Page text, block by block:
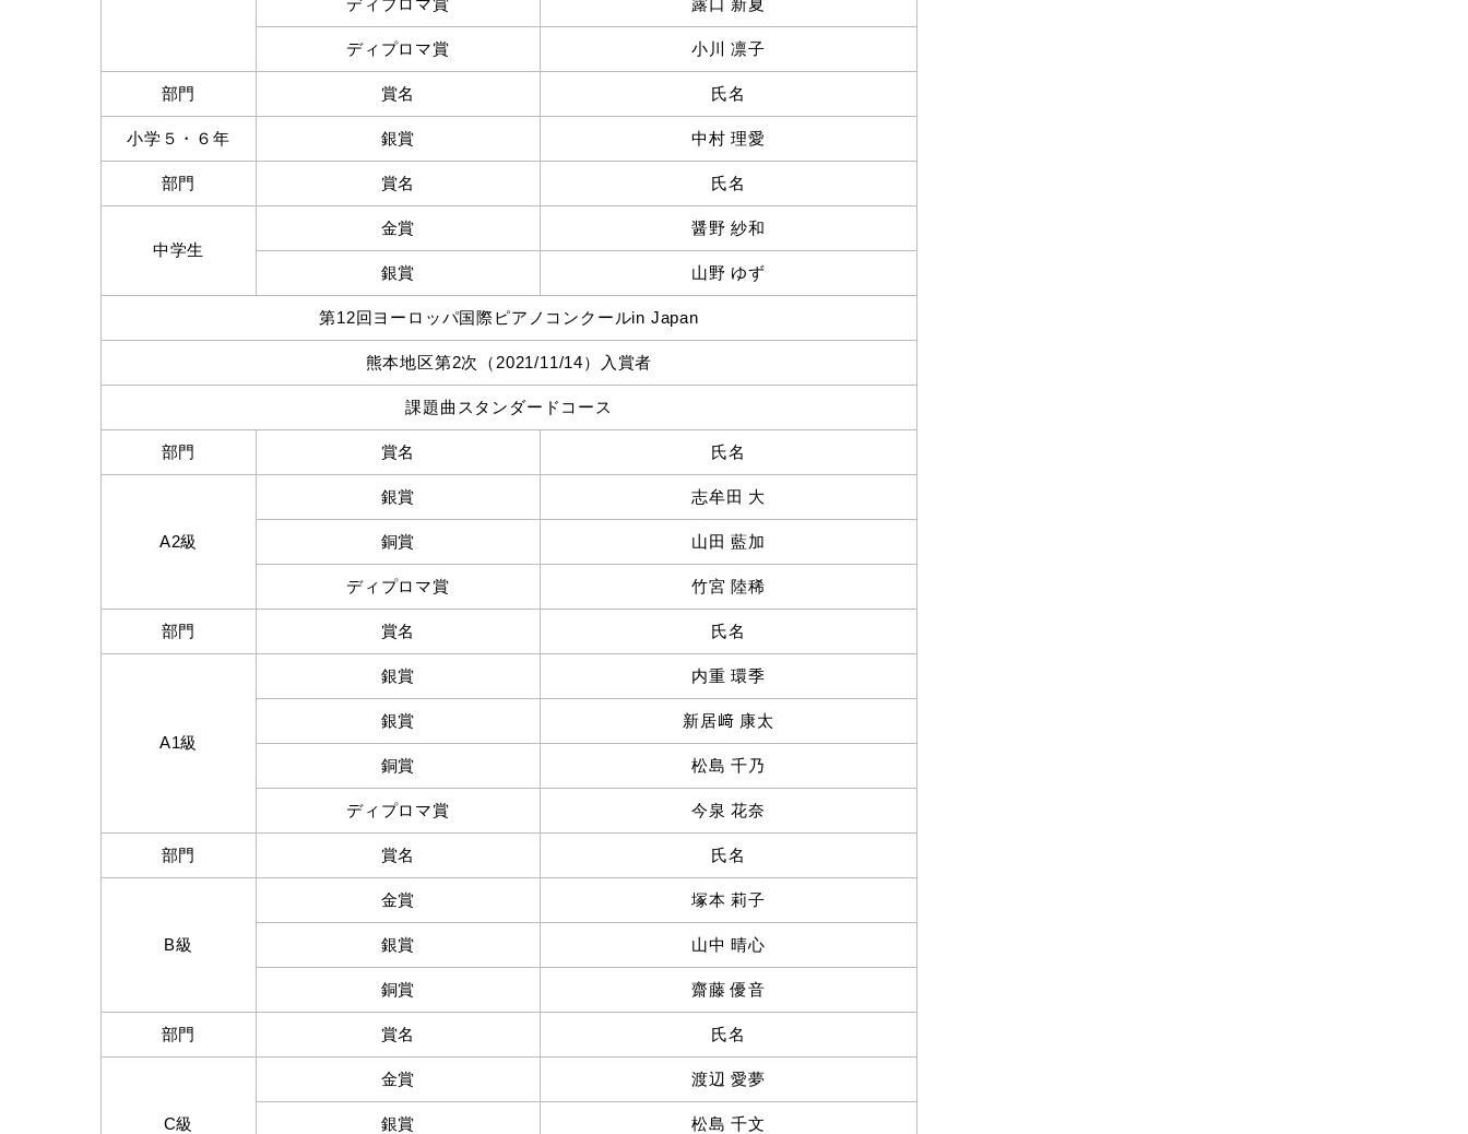
ディプロマ賞 露口 新夏
ディプロマ賞 小川 凛子
部門 賞名 氏名
小学５・６年 銀賞 中村 理愛
部門 賞名 氏名
中学生
金賞 醤野 紗和
銀賞 山野 ゆず
第12回ヨーロッパ国際ピアノコンクールin Japan
熊本地区第2次（2021/11/14）入賞者
課題曲スタンダードコース
部門 賞名 氏名
A2級
銀賞 志牟田 大
銅賞 山田 藍加
ディプロマ賞 竹宮 陸稀
部門 賞名 氏名
A1級
銀賞 内重 環季
銀賞 新居﨑 康太
銅賞 松島 千乃
ディプロマ賞 今泉 花奈
部門 賞名 氏名
B級
金賞 塚本 莉子
銀賞 山中 晴心
銅賞 齋藤 優音
部門 賞名 氏名
C級
金賞 渡辺 愛夢
銀賞 松島 千文